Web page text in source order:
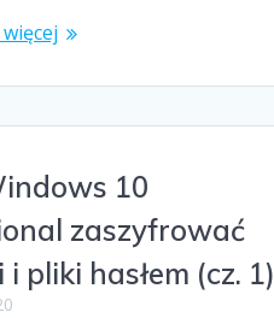
10
zaszyfrować
pliki hasłem (cz. 1)